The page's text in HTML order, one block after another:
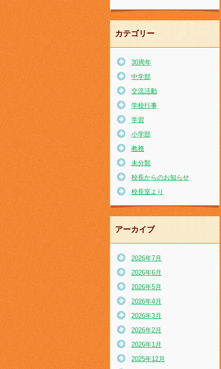
カテゴリー
30周年
中学部
交流活動
学校行事
学習
小学部
教務
未分類
校長からのお知らせ
校長室より
アーカイブ
2026年7月
2026年6月
2026年5月
2026年4月
2026年3月
2026年2月
2026年1月
2025年12月